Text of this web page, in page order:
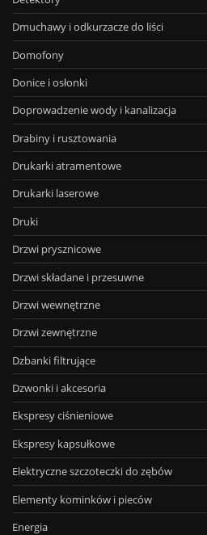
Dmuchawy i odkurzacze do liści
Domofony
Donice i osłonki
Doprowadzenie wody i kanalizacja
Drabiny i rusztowania
Drukarki atramentowe
Drukarki laserowe
Druki
Drzwi prysznicowe
Drzwi składane i przesuwne
Drzwi wewnętrzne
Drzwi zewnętrzne
Dzbanki filtrujące
Dzwonki i akcesoria
Ekspresy ciśnieniowe
Ekspresy kapsułkowe
Elektryczne szczoteczki do zębów
Elementy kominków i pieców
Energia